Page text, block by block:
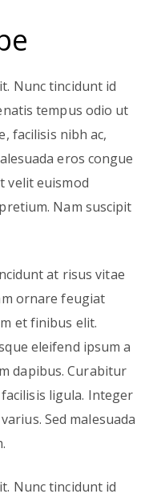
Nunc tincidunt id
tempus odio ut
facilisis nibh ac,
eros congue
velit euismod
Nam suscipit
at risus vitae
ornare feugiat
et finibus elit.
eleifend ipsum a
dapibus. Curabitur
ligula. Integer
Sed malesuada
Nunc tincidunt id